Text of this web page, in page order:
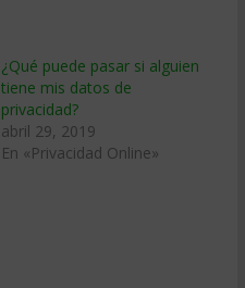
¿Qué puede pasar si alguien
tiene mis datos de
privacidad?
abril 29, 2019
En «Privacidad Online»